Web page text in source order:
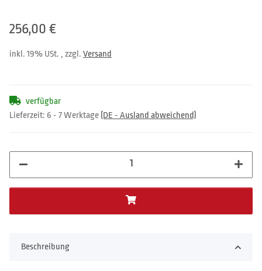
256,00 €
inkl. 19% USt. , zzgl. Versand
verfügbar
Lieferzeit: 6 - 7 Werktage (DE - Ausland abweichend)
Beschreibung